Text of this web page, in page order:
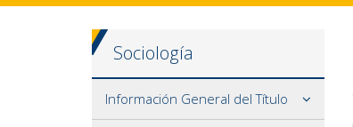
Sociología
Información General del Título